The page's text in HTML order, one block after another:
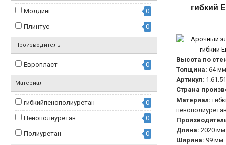
Молдинг 0
Плинтус 0
Производитель
Европласт 0
Материал
гибкийпенополиуретан 0
Пенополиуретан 0
Полиуретан 0
гибкий
Высота по
Толщина: 64 мм
Артикул:
Страна
Материал:
Длина: 2020 мм
Ширина: 99 мм